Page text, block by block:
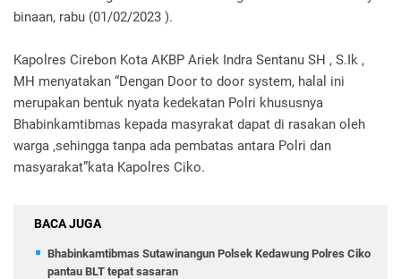
binaan, rabu (01/02/2023 ).
Kapolres Cirebon Kota AKBP Ariek Indra Sentanu SH , S.Ik ,
MH menyatakan “Dengan Door to door system, halal ini
merupakan bentuk nyata kedekatan Polri khususnya
Bhabinkamtibmas kepada masyrakat dapat di rasakan oleh
warga ,sehingga tanpa ada pembatas antara Polri dan
masyarakat”kata Kapolres Ciko.
BACA JUGA
Bhabinkamtibmas Sutawinangun Polsek Kedawung Polres Ciko
pantau BLT tepat sasaran